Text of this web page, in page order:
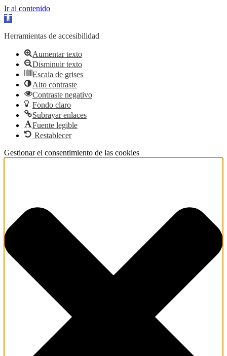
Ir al contenido
Abrir barra de herramientas
Herramientas de accesibilidad
Aumentar texto
Disminuir texto
Escala de grises
Alto contraste
Contraste negativo
Fondo claro
Subrayar enlaces
Fuente legible
Restablecer
Gestionar el consentimiento de las cookies